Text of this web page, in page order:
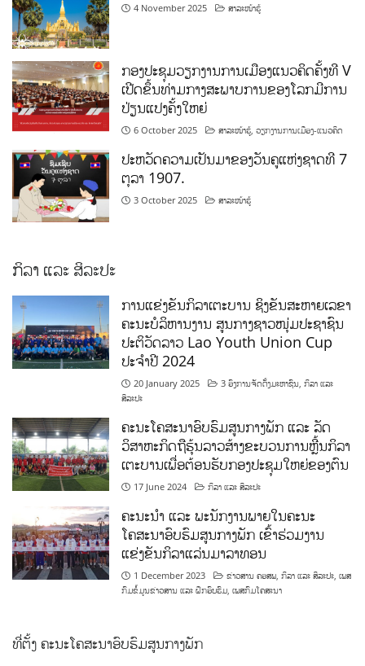
4 November 2025 ສາລະໜ້າຮູ້
ກອງປະຊຸມວຽກງານການເມືອງແນວຄິດຄັ້ງທີ V
ເປີດຂຶ້ນທ່າມກາງສະພາບການຂອງໂລກມີການ
ປ່ຽນແປງຄັ້ງໃຫຍ່
6 October 2025 ສາລະໜ້າຮູ້,ວຽກງານການເມືອງ-ແນວຄິດ
ປະຫວັດຄວາມເປັນມາຂອງວັນຄູແຫ່ງຊາດທີ 7
ຕຸລາ 1907.
3 October 2025 ສາລະໜ້າຮູ້
ກິລາ ແລະ ສິລະປະ
ການແຂ່ງຂັນກິລາເຕະບານ ຊິງຂັນສະຫາຍເລຂາ
ຄະນະບໍລິຫານງານ ສູນກາງຊາວໜຸ່ມປະຊາຊົນ
ປະຕິວັດລາວ Lao Youth Union Cup
ປະຈຳປີ 2024
20 January 2025 3 ອົງການຈັດຕັ້ງມະຫາຊົນ,ກິລາ ແລະ
ສິລະປະ
ຄະນະໂຄສະນາອົບຮົມສູນກາງພັກ ແລະ ລັດ
ວິສາຫະກິດຖືຮຸ້ນລາວສ້າງຂະບວນການຫຼີ້ນກິລາ
ເຕະບານເພື່ອຕ້ອນຮັບກອງປະຊຸມໃຫຍ່ຂອງຕົນ
17 June 2024 ກິລາ ແລະ ສິລະປະ
ຄະນະນຳ ແລະ ພະນັກງານພາຍໃນຄະນະ
ໂຄສະນາອົບຮົມສູນກາງພັກ ເຂົ້າຮ່ວມງານ
ແຂ່ງຂັນກິລາແລ່ນມາລາທອນ
1 December 2023 ຂ່າວສານ ຄອສພ,ກິລາ ແລະ ສິລະປະ,ເພສ
ກົມຂໍ້ມູນຂ່າວສານ ແລະ ຝຶກອົບຮົມ,ເພສກົມໂຄສະນາ
ທີ່ຕັ້ງ ຄະນະໂຄສະນາອົບຮົມສູນກາງພັກ